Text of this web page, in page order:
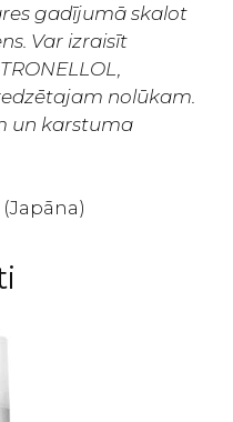
gadījumā skalot
Var izraisīt
nolūkam.
un karstuma